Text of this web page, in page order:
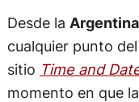
Desde la Argentina
cualquier punto
sitio Time and
momento en que